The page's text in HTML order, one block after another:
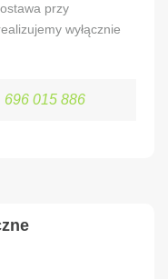
przy
wyłącznie
696 015 886